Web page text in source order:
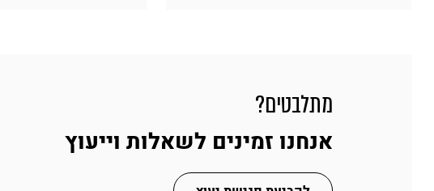
מתלבטים?
אנחנו זמינים לשאלות וייעוץ